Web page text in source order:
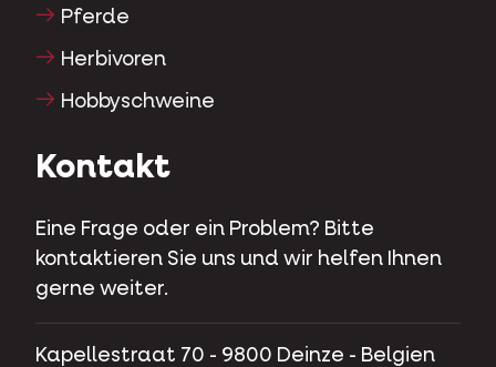
Pferde
Herbivoren
Hobbyschweine
Kontakt
Eine Frage oder ein Problem? Bitte
kontaktieren Sie uns und wir helfen Ihnen
gerne weiter.
Kapellestraat 70 - 9800 Deinze - Belgien